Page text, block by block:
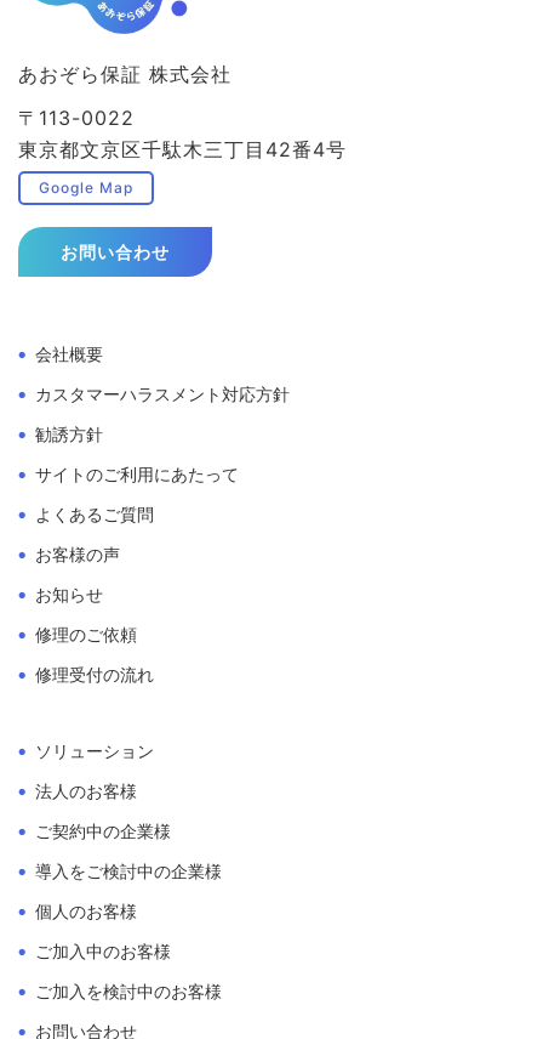
あおぞら保証 株式会社
〒113-0022
東京都文京区千駄木三丁目42番4号
Google Map
お問い合わせ
会社概要
カスタマーハラスメント対応方針
勧誘方針
サイトのご利用にあたって
よくあるご質問
お客様の声
お知らせ
修理のご依頼
修理受付の流れ
ソリューション
法人のお客様
ご契約中の企業様
導入をご検討中の企業様
個人のお客様
ご加入中のお客様
ご加入を検討中のお客様
お問い合わせ